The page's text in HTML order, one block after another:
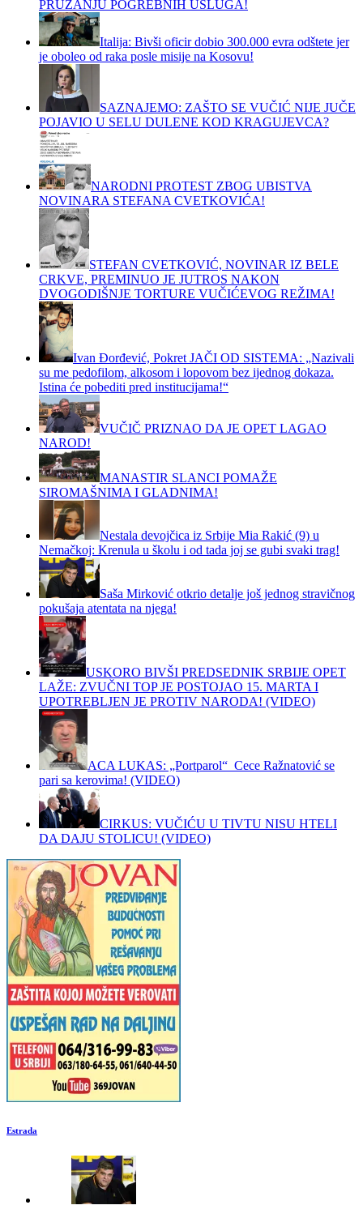
PRUŽANJU POGREBNIH USLUGA!
Italija: Bivši oficir dobio 300.000 evra odštete jer
je oboleo od raka posle misije na Kosovu!
SAZNAJEMO: ZAŠTO SE VUČIĆ NIJE JUČE
POJAVIO U SELU DULENE KOD KRAGUJEVCA?
NARODNI PROTEST ZBOG UBISTVA
NOVINARA STEFANA CVETKOVIĆA!
STEFAN CVETKOVIĆ, NOVINAR IZ BELE
CRKVE, PREMINUO JE JUTROS NAKON
DVOGODIŠNJE TORTURE VUČIĆEVOG REŽIMA!
Ivan Đorđević, Pokret JAČI OD SISTEMA: „Nazivali
su me pedofilom, alkosom i lopovom bez ijednog dokaza.
Istina će pobediti pred institucijama!“
VUČIČ PRIZNAO DA JE OPET LAGAO
NAROD!
MANASTIR SLANCI POMAŽE
SIROMAŠNIMA I GLADNIMA!
Nestala devojčica iz Srbije Mia Rakić (9) u
Nemačkoj: Krenula u školu i od tada joj se gubi svaki trag!
Saša Mirković otkrio detalje još jednog stravičnog
pokušaja atentata na njega!
USKORO BIVŠI PREDSEDNIK SRBIJE OPET
LAŽE: ZVUČNI TOP JE POSTOJAO 15. MARTA I
UPOTREBLJEN JE PROTIV NARODA! (VIDEO)
ACA LUKAS: „Portparol“ Cece Ražnatović se
pari sa kerovima! (VIDEO)
CIRKUS: VUČIĆU U TIVTU NISU HTELI
DA DAJU STOLICU! (VIDEO)
Estrada